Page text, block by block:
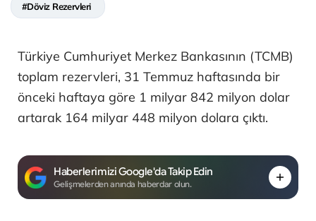
#Döviz Rezervleri
Türkiye Cumhuriyet Merkez Bankasının (TCMB)
toplam rezervleri, 31 Temmuz haftasında bir
önceki haftaya göre 1 milyar 842 milyon dolar
artarak 164 milyar 448 milyon dolara çıktı.
Haberlerimizi Google'da Takip Edin
Gelişmelerden anında haberdar olun.